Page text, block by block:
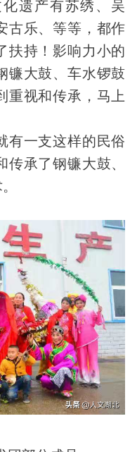
遗产有苏绣、吴
古乐、等等，都作
扶持！影响力小的
镰大鼓、车水锣鼓
重视和传承，马上
有一支这样的 民俗
承了钢镰大鼓、